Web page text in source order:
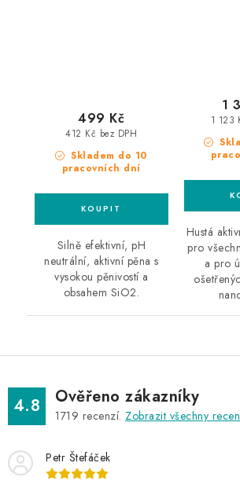
Skladem do 10
pracovních dní
412 Kč bez DPH
499 Kč
Silně efektivní, pH
neutrální, aktivní pěna s
vysokou pěnivostí a
obsahem SiO2.
1 123
1
Hustá
pro
a pro
4.8 Ověřeno zákazníky
1719 recenzí. Zobrazit všechny
Petr Štefáček